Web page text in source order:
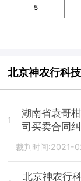
5
北京神农行科
1
湖南省袁哥
司买卖合同
裁判时间:2021-
北京神农行